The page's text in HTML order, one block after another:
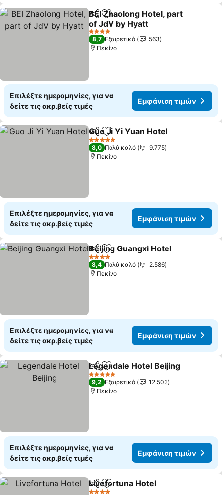
Κοινοποίηση
Προσθήκη στα αγαπημένα
BEI Zhaolong Hotel, part
of JdV by Hyatt
4 Αστέρια
8,7 Εξαιρετικό
563
Πεκίνο
Επιλέξτε ημερομηνίες, για να
δείτε τις ακριβείς τιμές
Εμφάνιση τιμών
Κοινοποίηση
Προσθήκη στα αγαπημένα
Guo Ji Yi Yuan Hotel
5 Αστέρια
8,0 Πολύ καλό
9.775
Πεκίνο
Επιλέξτε ημερομηνίες, για να
δείτε τις ακριβείς τιμές
Εμφάνιση τιμών
Κοινοποίηση
Προσθήκη στα αγαπημένα
Beijing Guangxi Hotel
4 Αστέρια
8,4 Πολύ καλό
2.586
Πεκίνο
Επιλέξτε ημερομηνίες, για να
δείτε τις ακριβείς τιμές
Εμφάνιση τιμών
Κοινοποίηση
Προσθήκη στα αγαπημένα
Legendale Hotel Beijing
5 Αστέρια
9,2 Εξαιρετικό
12.503
Πεκίνο
Επιλέξτε ημερομηνίες, για να
δείτε τις ακριβείς τιμές
Εμφάνιση τιμών
Κοινοποίηση
Προσθήκη στα αγαπημένα
Livefortuna Hotel